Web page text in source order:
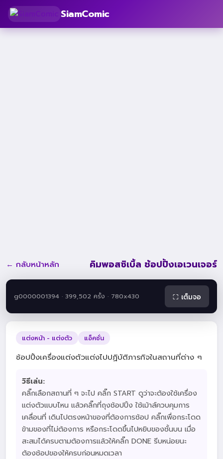
SiamComic
← กลับหน้าหลัก คิมพอสซิเบิ้ล ช้อปปิ้งเอเวนเจอร์
g0000001394 · 399,502 ครั้ง · 780x430 ⛶ เต็มจอ
แต่งหน้า - แต่งตัว แอ็คชั่น
ช้อปปิ้งเครื่องแต่งตัวแต่งไปปฏิบัติภารกิจในสถานที่ต่าง ๆ
วิธีเล่น:
คลิ๊กเลือกสถานที่ ๆ จะไป คลิ๊ก START ดูว่าจะต้องใช้เครื่อง
แต่งตัวแบบไหน แล้วคลิ๊กที่ถุงช้อปปิ้ง ใช้เม้าส์ควบคุมการ
เคลื่อนที่ เดินไปตรงหน้าของที่ต้องการช้อป คลิ๊กเพื่อกระโดด
ข้ามของที่ไม่ต้องการ หรือกระโดดขึ้นไปหยิบของชั้นบน เมื่อ
สะสมได้ครบตามต้องการแล้วให้คลิ๊ก DONE รีบหน่อยนะ
ต้องช้อปของให้ครบก่อนหมดเวลา